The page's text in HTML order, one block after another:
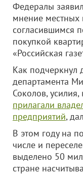
Федералы
мнение местных
согласившимся
покупкой
«Российская
Как подчеркнул
департамента
Соколов,
прилагали
предприятий,
В этом году на
числе и
выделено 50
стране